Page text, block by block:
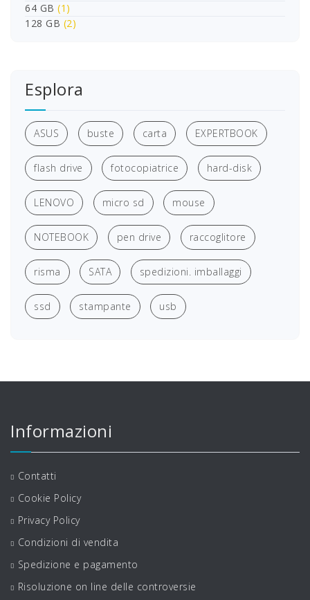
64 GB (1)
128 GB (2)
Esplora
ASUS buste carta EXPERTBOOK
flash drive fotocopiatrice hard-disk
LENOVO micro sd mouse
NOTEBOOK pen drive raccoglitore
risma SATA spedizioni. imballaggi
ssd stampante usb
Informazioni
Contatti
Cookie Policy
Privacy Policy
Condizioni di vendita
Spedizione e pagamento
Risoluzione on line delle controversie